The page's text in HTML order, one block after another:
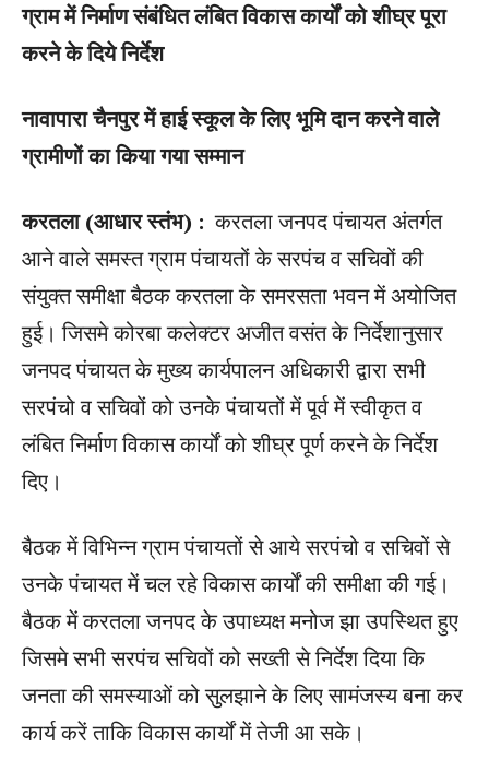
ग्राम में निर्माण संबंधित लंबित विकास कार्यों को शीघ्र पूरा
करने के दिये निर्देश
नावापारा चैनपुर में हाई स्कूल के लिए भूमि दान करने वाले
ग्रामीणों का किया गया सम्मान
करतला (आधार स्तंभ) : करतला जनपद पंचायत अंतर्गत
आने वाले समस्त ग्राम पंचायतों के सरपंच व सचिवों की
संयुक्त समीक्षा बैठक करतला के समरसता भवन में अयोजित
हुई। जिसमे कोरबा कलेक्टर अजीत वसंत के निर्देशानुसार
जनपद पंचायत के मुख्य कार्यपालन अधिकारी द्वारा सभी
सरपंचो व सचिवों को उनके पंचायतों में पूर्व में स्वीकृत व
लंबित निर्माण विकास कार्यों को शीघ्र पूर्ण करने के निर्देश
दिए।
बैठक में विभिन्न ग्राम पंचायतों से आये सरपंचो व सचिवों से
उनके पंचायत में चल रहे विकास कार्यों की समीक्षा की गई।
बैठक में करतला जनपद के उपाध्यक्ष मनोज झा उपस्थित हुए
जिसमे सभी सरपंच सचिवों को सख्ती से निर्देश दिया कि
जनता की समस्याओं को सुलझाने के लिए सामंजस्य बना कर
कार्य करें ताकि विकास कार्यों में तेजी आ सके।